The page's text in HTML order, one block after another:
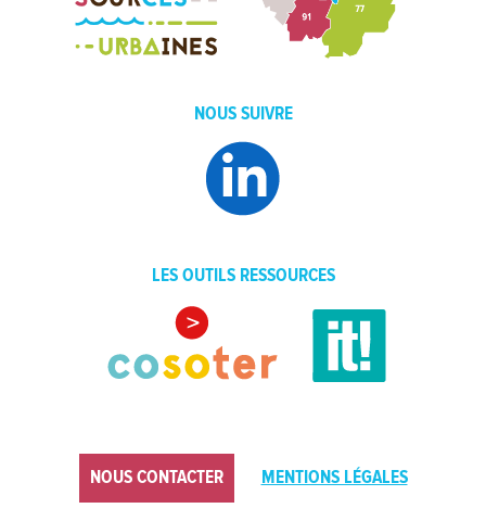
NOUS SUIVRE
LES OUTILS RESSOURCES
NOUS CONTACTER MENTIONS LÉGALES